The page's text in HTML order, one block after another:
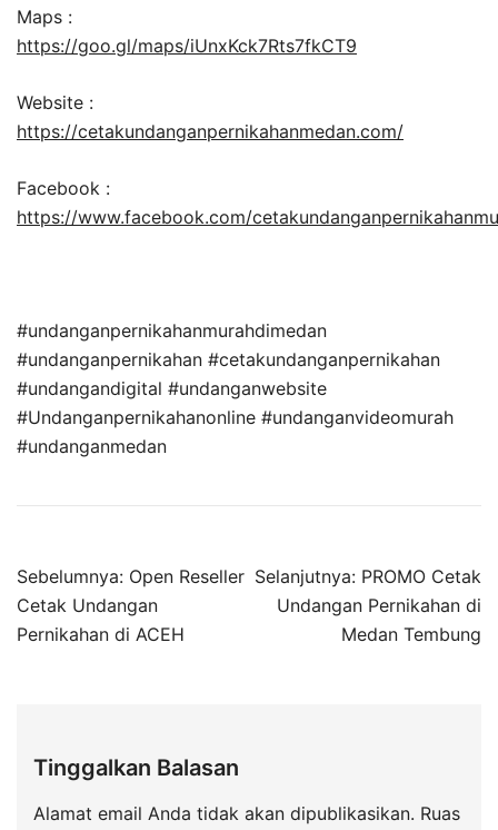
Maps :
https://goo.gl/maps/iUnxKck7Rts7fkCT9
Website :
https://cetakundanganpernikahanmedan.com/
Facebook :
https://www.facebook.com/
#undanganpernikahanmurahdimedan
#undanganpernikahan #cetakundanganpernikahan
#undangandigital #undanganwebsite
#Undanganpernikahanonline #undanganvideomurah
#undanganmedan
Sebelumnya: Open Reseller
Cetak Undangan
Pernikahan di ACEH
Selanjutnya: PROMO Cetak
Undangan Pernikahan di
Medan Tembung
Tinggalkan Balasan
Alamat email Anda tidak akan dipublikasikan. Ruas